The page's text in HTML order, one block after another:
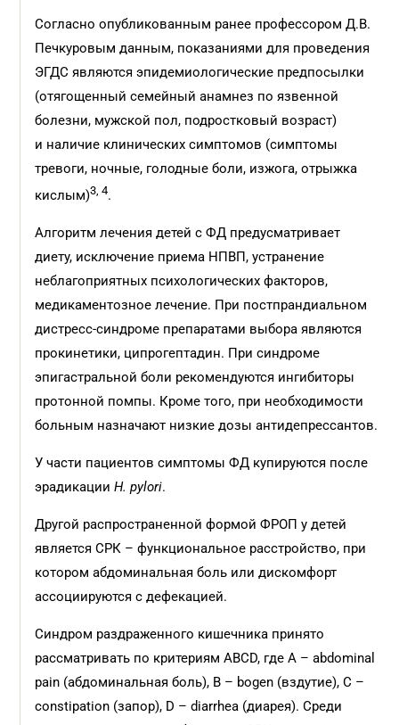
Согласно опубликованным ранее профессором Д.В.
Печкуровым данным, показаниями для проведения
ЭГДС являются эпидемиологические предпосылки
(отягощенный семейный анамнез по язвенной
болезни, мужской пол, подростковый возраст)
и наличие клинических симптомов (симптомы
тревоги, ночные, голодные боли, изжога, отрыжка
кислым)3, 4.
Алгоритм лечения детей с ФД предусматривает
диету, исключение приема НПВП, устранение
неблагоприятных психологических факторов,
медикаментозное лечение. При постпрандиальном
дистресс-синдроме препаратами выбора являются
прокинетики, ципрогептадин. При синдроме
эпигастральной боли рекомендуются ингибиторы
протонной помпы. Кроме того, при необходимости
больным назначают низкие дозы антидепрессантов.
У части пациентов симптомы ФД купируются после
эрадикацииH. pylori.
Другой распространенной формой ФРОП у детей
является СРК – функциональное расстройство, при
котором абдоминальная боль или дискомфорт
ассоциируются с дефекацией.
Синдром раздраженного кишечника принято
рассматривать по критериям ABCD, где A – abdominal
pain (абдоминальная боль), B – bogen (вздутие), С –
constipation (запор), D – diarrhea (диарея). Среди